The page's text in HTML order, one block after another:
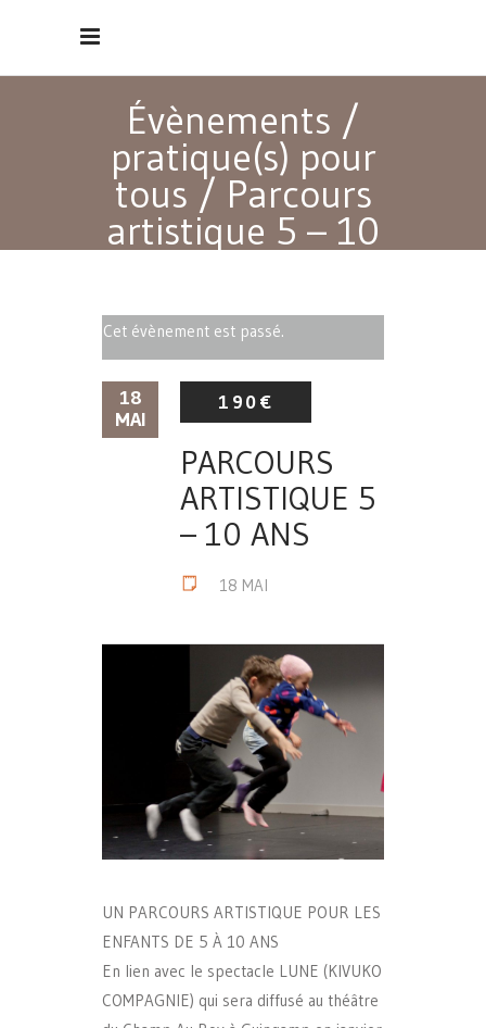
Évènements /
pratique(s) pour
tous / Parcours
artistique 5 – 10
Cet évènement est passé.
18
MAI
190€
PARCOURS
ARTISTIQUE 5
– 10 ANS
18 MAI
UN PARCOURS ARTISTIQUE POUR LES
ENFANTS DE 5 À 10 ANS
En lien avec le spectacle LUNE (KIVUKO
COMPAGNIE) qui sera diffusé au théâtre